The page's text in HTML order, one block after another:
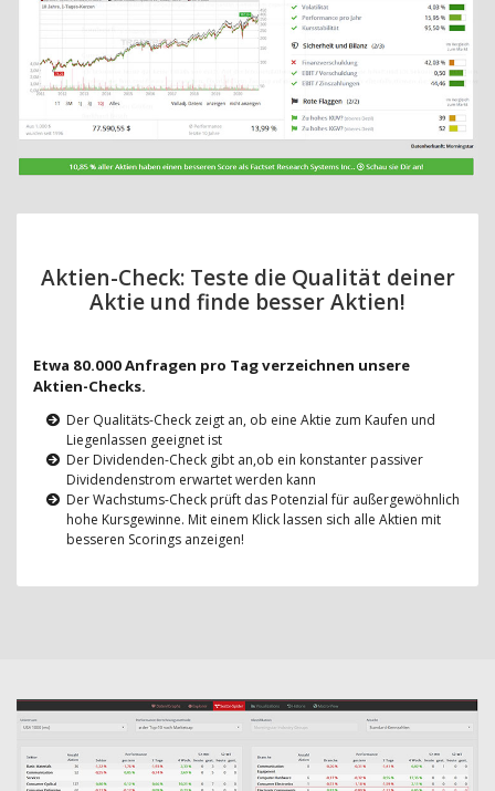
Aktien-Check: Teste die Qualität deiner
Aktie und finde besser Aktien!
Etwa 80.000 Anfragen pro Tag verzeichnen unsere
Aktien-Checks.
Der Qualitäts-Check zeigt an, ob eine Aktie zum Kaufen und
Liegenlassen geeignet ist
Der Dividenden-Check gibt an,ob ein konstanter passiver
Dividendenstrom erwartet werden kann
Der Wachstums-Check prüft das Potenzial für außergewöhnlich
hohe Kursgewinne. Mit einem Klick lassen sich alle Aktien mit
besseren Scorings anzeigen!